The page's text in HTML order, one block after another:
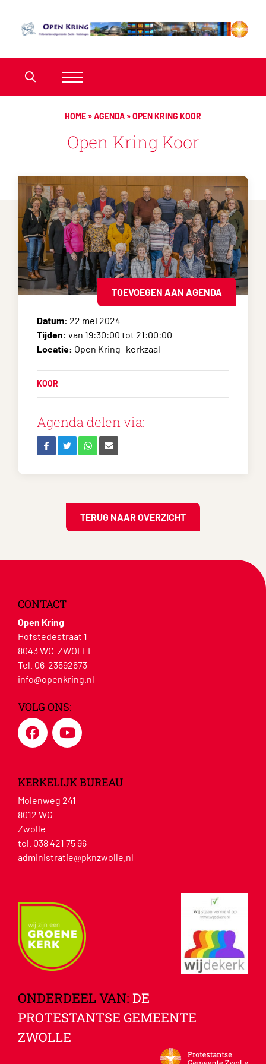
HOME »AGENDA »OPEN KRING KOOR
Open Kring Koor
TOEVOEGEN AAN AGENDA
Datum: 22 mei 2024
Tijden: van 19:30:00 tot 21:00:00
Locatie: Open Kring- kerkzaal
KOOR
Agenda delen via:
TERUG NAAR OVERZICHT
CONTACT
Open Kring
Hofstedestraat 1
8043 WC ZWOLLE
Tel. 06-23592673
info@openkring.nl
VOLG ONS:
KERKELIJK BUREAU
Molenweg 241
8012 WG
Zwolle
tel. 038 421 75 96
administratie@pknzwolle.nl
ONDERDEEL VAN: DE
PROTESTANTSE GEMEENTE
ZWOLLE